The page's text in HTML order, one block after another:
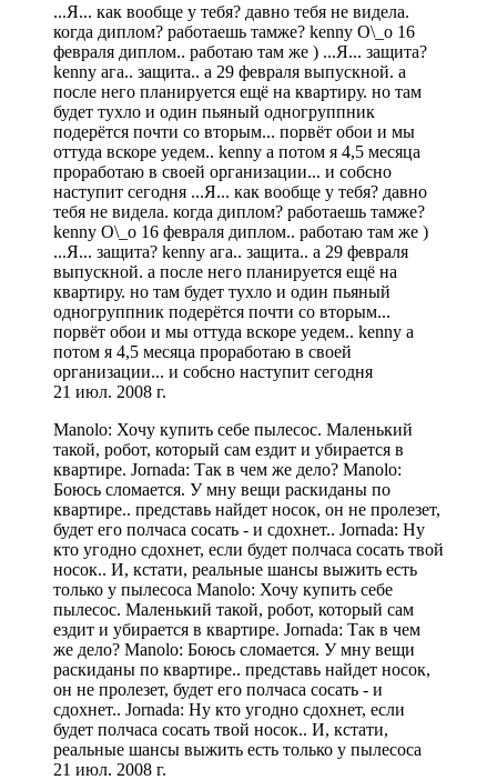
...Я... как вообще у тебя? давно тебя не видела.
когда диплом? работаешь тамже? kenny О\_о 16
февраля диплом.. работаю там же ) ...Я... защита?
kenny ага.. защита.. а 29 февраля выпускной. а
после него планируется ещё на квартиру. но там
будет тухло и один пьяный одногруппник
подерётся почти со вторым... порвёт обои и мы
оттуда вскоре уедем.. kenny а потом я 4,5 месяца
проработаю в своей организации... и собсно
наступит сегодня ...Я... как вообще у тебя? давно
тебя не видела. когда диплом? работаешь тамже?
kenny О\_о 16 февраля диплом.. работаю там же )
...Я... защита? kenny ага.. защита.. а 29 февраля
выпускной. а после него планируется ещё на
квартиру. но там будет тухло и один пьяный
одногруппник подерётся почти со вторым...
порвёт обои и мы оттуда вскоре уедем.. kenny а
потом я 4,5 месяца проработаю в своей
организации... и собсно наступит сегодня
21 июл. 2008 г.
Manolo: Хочу купить себе пылесос. Маленький
такой, робот, который сам ездит и убирается в
квартире. Jornada: Так в чем же дело? Manolo:
Боюсь сломается. У мну вещи раскиданы по
квартире.. представь найдет носок, он не пролезет,
будет его полчаса сосать - и сдохнет.. Jornada: Ну
кто угодно сдохнет, если будет полчаса сосать твой
носок.. И, кстати, реальные шансы выжить есть
только у пылесоса Manolo: Хочу купить себе
пылесос. Маленький такой, робот, который сам
ездит и убирается в квартире. Jornada: Так в чем
же дело? Manolo: Боюсь сломается. У мну вещи
раскиданы по квартире.. представь найдет носок,
он не пролезет, будет его полчаса сосать - и
сдохнет.. Jornada: Ну кто угодно сдохнет, если
будет полчаса сосать твой носок.. И, кстати,
реальные шансы выжить есть только у пылесоса
21 июл. 2008 г.